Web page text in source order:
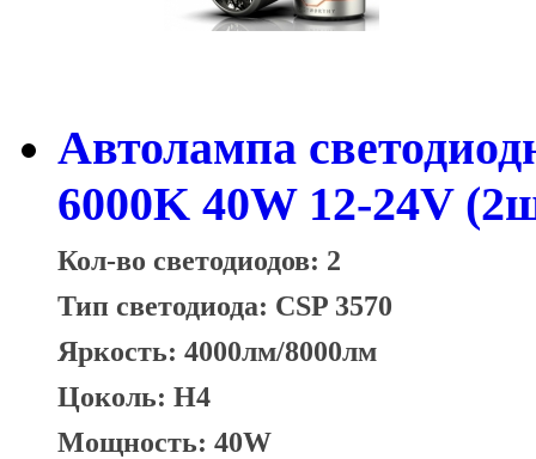
Автолампа
6000K 40W 12-24V
Кол-во светодиодов: 2
Тип светодиода: CSP 3570
Яркость: 4000лм/8000лм
Цоколь: H4
Мощность: 40W